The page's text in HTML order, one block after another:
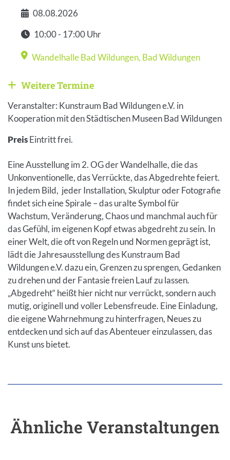
Datum
08.08.2026
Zeit
10:00 - 17:00 Uhr
Veranstaltungsort
Wandelhalle Bad Wildungen, Bad Wildungen
Weitere Veranstaltungen anzeigen
Weitere Termine
Veranstalter: Kunstraum Bad Wildungen e.V. in
Kooperation mit den Städtischen Museen Bad Wildungen
PreisEintritt frei.
Eine Ausstellung im 2. OG der Wandelhalle, die das
Unkonventionelle, das Verrückte, das Abgedrehte feiert.
In jedem Bild, jeder Installation, Skulptur oder Fotografie
findet sich eine Spirale – das uralte Symbol für
Wachstum, Veränderung, Chaos und manchmal auch für
das Gefühl, im eigenen Kopf etwas abgedreht zu sein. In
einer Welt, die oft von Regeln und Normen geprägt ist,
lädt die Jahresausstellung des Kunstraum Bad
Wildungen e.V. dazu ein, Grenzen zu sprengen, Gedanken
zu drehen und der Fantasie freien Lauf zu lassen.
„Abgedreht“ heißt hier nicht nur verrückt, sondern auch
mutig, originell und voller Lebensfreude. Eine Einladung,
die eigene Wahrnehmung zu hinterfragen, Neues zu
entdecken und sich auf das Abenteuer einzulassen, das
Kunst uns bietet.
Ähnliche Veranstaltungen